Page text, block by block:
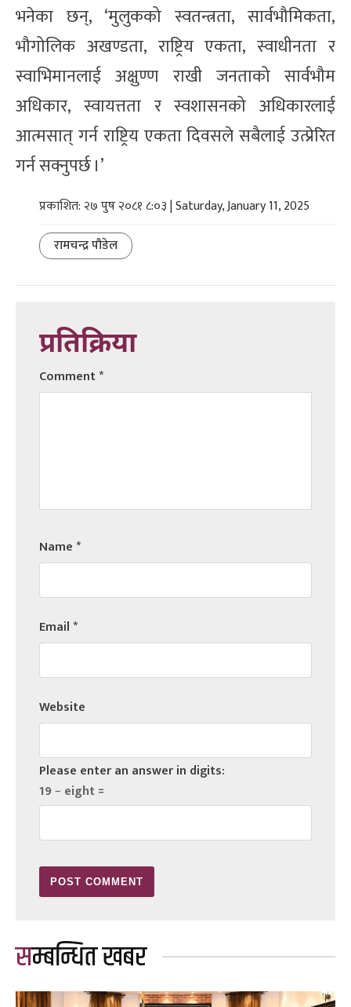
भनेका छन्, ‘मुलुकको स्वतन्त्रता, सार्वभौमिकता,
भौगोलिक अखण्डता, राष्ट्रिय एकता, स्वाधीनता र
स्वाभिमानलाई अक्षुण्ण राखी जनताको सार्वभौम
अधिकार, स्वायत्तता र स्वशासनको अधिकारलाई
आत्मसात् गर्न राष्ट्रिय एकता दिवसले सबैलाई उत्प्रेरित
गर्न सक्नुपर्छ ।’
प्रकाशित: २७ पुष २०८१ ८:०३ | Saturday, January 11, 2025
रामचन्द्र पौडेल
प्रतिक्रिया
Comment*
Name*
Email*
Website
Please enter an answer in digits:
19 − eight =
सम्बन्धित खबर